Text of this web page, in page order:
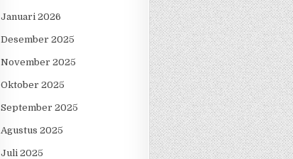
Januari 2026
Desember 2025
November 2025
Oktober 2025
September 2025
Agustus 2025
Juli 2025